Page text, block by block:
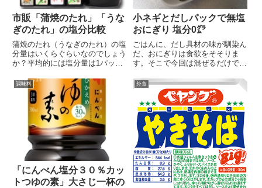
市販「蒲焼のたれ」「うな
ぎのたれ」の塩分比較
蒲焼のたれ（うなぎのたれ）の塩
分量はいくらぐらいなのでしょう
か？平均的には塩分量は1パック
小ネギとだしパックで無塩
おにぎり 塩分0㌘
ごはんに、だし具材の味が馴染ん
だ、おにぎりは食欲をそそりま
す。そこで今回は混ぜるだけでサ
調味料
「にんべん塩分３０％カッ
トつゆの素」大さじ一杯の
外食